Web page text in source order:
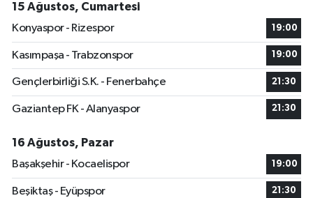
15 Ağustos, Cumartesi
Konyaspor - Rizespor
19:00
Kasımpaşa - Trabzonspor 19:00
Gençlerbirliği S.K. - Fenerbahçe 21:30
Gaziantep FK - Alanyaspor 21:30
16 Ağustos, Pazar
Başakşehir - Kocaelispor
19:00
Beşiktaş - Eyüpspor 21:30